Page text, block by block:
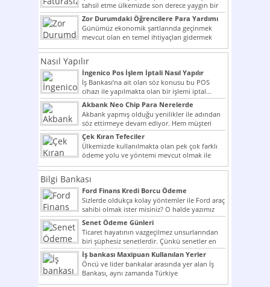
tahsil etme ülkemizde son derece yaygın bir
şekilde...
Zor Durumdaki Öğrencilere Para Yardımı
Günümüz ekonomik şartlarında geçinmek
mevcut olan en temel ihtiyaçları gidermek
dahi son derece zor olmak...
Nasıl Yapılır
İngenico Pos İşlem İptali Nasıl Yapılır
İş Bankası’na ait olan söz konusu bu POS
cihazı ile yapılmakta olan bir işlemi iptal...
Akbank Neo Chip Para Nerelerde
Kullanılır?
Akbank yapmış olduğu yenilikler ile adından
söz ettirmeye devam ediyor. Hem müşteri
potansiyelini arttırmak hem...
Çek Kıran Tefeciler
Ülkemizde kullanılmakta olan pek çok farklı
ödeme yolu ve yöntemi mevcut olmak ile
beraber bunlar...
Bilgi Bankası
Ford Finans Kredi Borcu Ödeme
Sizlerde oldukça kolay yöntemler ile Ford araç
sahibi olmak ister misiniz? O halde yazımız
ilginizi...
Senet Ödeme Günleri
Ticaret hayatının vazgeçilmez unsurlarından
biri şüphesiz senetlerdir. Çünkü senetler en
çok kullanılan ödeme araçlarıdır. Taksitler...
İş bankası Maxipuan Kullanılan Yerler
Öncü ve lider bankalar arasında yer alan İş
Bankası, aynı zamanda Türkiye
Cumhuriyeti’nin ilk milli...